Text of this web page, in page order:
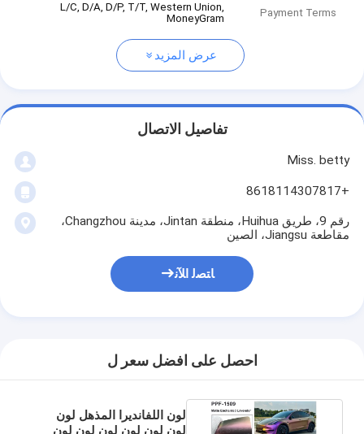
Payment Terms
L/C, D/A, D/P, T/T, Western Union,
MoneyGram
عرض المزيد
تفاصيل الاتصال
Miss. betty
+8618114307817
رقم 9، طريق Huihua، منطقة Jintan، مدينة Changzhou،
مقاطعة Jiangsu، الصين
ﺎﺘﺼﻟ ﺍﻶﻧ
احصل على افضل سعر ل
لون اللفانديرا المذهل لون
لون لون لون لون لون لون